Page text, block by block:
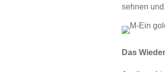
sehnen
Das